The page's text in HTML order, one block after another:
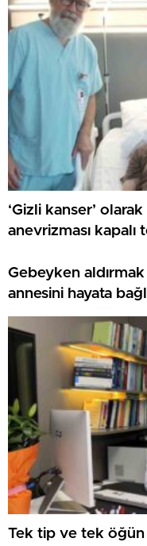
‘Gizli kanser’
anevrizması
Gebeyken
annesini hayata
Tek tip ve tek öğün